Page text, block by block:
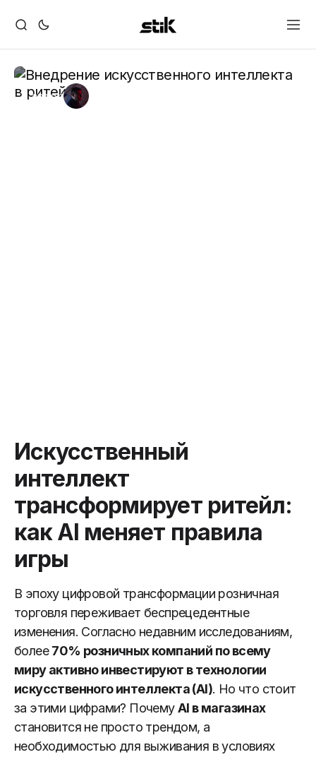
автор
Искусственный
интеллект
трансформирует ритейл:
как AI меняет правила
игры
В эпоху цифровой трансформации розничная
торговля переживает беспрецедентные
изменения. Согласно недавним исследованиям,
более70% розничных компаний по всему
миру активно инвестируют в технологии
искусственного интеллекта (AI). Но что стоит
за этими цифрами? ПочемуAI в магазинах
становится не просто трендом, а
необходимостью для выживания в условиях